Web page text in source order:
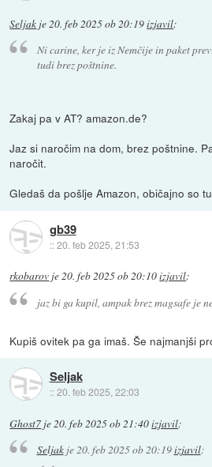
Seljak je20. feb 2025 ob 20:19izjavil:
Ni carine, ker je iz Nemčije in paket
tudi brez poštnine.
Zakaj pa v AT? amazon.de?
Jaz si naročim na dom, brez poštnine.
naročit.
Gledaš da pošlje Amazon, običajno so
gb39
::20. feb 2025, 21:53
rkobarov je20. feb 2025 ob 20:10izjavil:
jaz bi ga kupil, ampak brez magsafe je
Kupiš ovitek pa ga imaš. Še najmanjši
Seljak
::20. feb 2025, 22:03
Ghost7 je20. feb 2025 ob 21:40izjavil:
Seljakje20. feb 2025 ob 20:19izjavil: